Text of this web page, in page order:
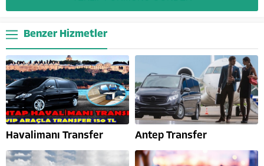
Benzer Hizmetler
Havalimanı Transfer Antep Transfer